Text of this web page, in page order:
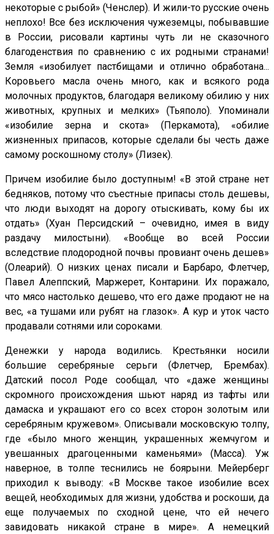
некоторые с рыбой» (Ченслер). И жили-то русские очень
неплохо! Все без исключения чужеземцы, побывавшие
в России, рисовали картины чуть ли не сказочного
благоденствия по сравнению с их родными странами!
Земля «изобилует пастбищами и отлично обработана...
Коровьего масла очень много, как и всякого рода
молочных продуктов, благодаря великому обилию у них
животных, крупных и мелких» (Тьяполо). Упоминали
«изобилие зерна и скота» (Перкамота), «обилие
жизненных припасов, которые сделали бы честь даже
самому роскошному столу» (Лизек).
Причем изобилие было доступным! «В этой стране нет
бедняков, потому что съестные припасы столь дешевы,
что люди выходят на дорогу отыскивать, кому бы их
отдать» (Хуан Персидский – очевидно, имея в виду
раздачу милостыни). «Вообще во всей России
вследствие плодородной почвы провиант очень дешев»
(Олеарий). О низких ценах писали и Барбаро, Флетчер,
Павел Алеппский, Маржерет, Контарини. Их поражало,
что мясо настолько дешево, что его даже продают не на
вес, «а тушами или рубят на глазок». А кур и уток часто
продавали сотнями или сороками.
Денежки у народа водились. Крестьянки носили
большие серебряные серьги (Флетчер, Брембах).
Датский посол Роде сообщал, что «даже женщины
скромного происхождения шьют наряд из тафты или
дамаска и украшают его со всех сторон золотым или
серебряным кружевом». Описывали московскую толпу,
где «было много женщин, украшенных жемчугом и
увешанных драгоценными каменьями» (Масса). Уж
наверное, в толпе теснились не боярыни. Мейерберг
приходил к выводу: «В Москве такое изобилие всех
вещей, необходимых для жизни, удобства и роскоши, да
еще получаемых по сходной цене, что ей нечего
завидовать никакой стране в мире». А немецкий